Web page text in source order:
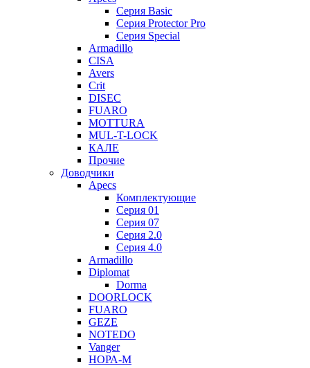
Серия Basic
Серия Protector Pro
Серия Special
Armadillo
CISA
Avers
Crit
DISEC
FUARO
MOTTURA
MUL-T-LOCK
КАЛЕ
Прочие
Доводчики
Apecs
Комплектующие
Серия 01
Серия 07
Серия 2.0
Серия 4.0
Armadillo
Diplomat
Dorma
DOORLOCK
FUARO
GEZE
NOTEDO
Vanger
НОРА-М